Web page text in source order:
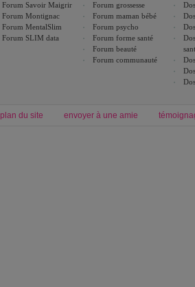
Forum Savoir Maigrir
Forum Montignac
Forum MentalSlim
Forum SLIM data
Forum grossesse
Forum maman bébé
Forum psycho
Forum forme santé
Forum beauté
Forum communauté
plan du site envoyer à une amie